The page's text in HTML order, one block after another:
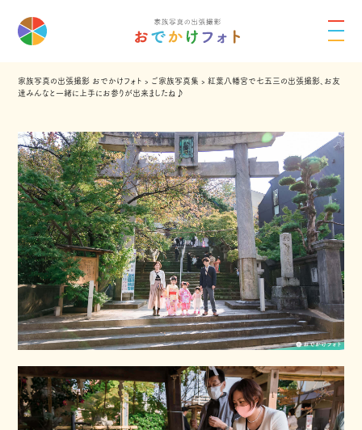
家族写真の出張撮影 おでかけフォト › ご家族写真集 ›紅葉八幡宮で七五三の出張撮影、お友
達みんなと一緒に上手にお参りが出来ましたね♪